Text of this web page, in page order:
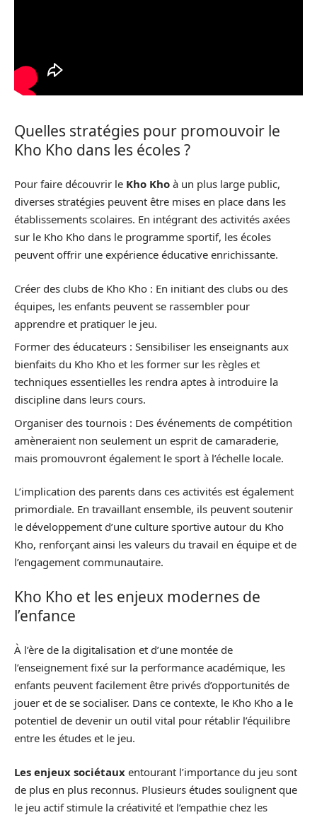
Quelles stratégies pour promouvoir le
Kho Kho dans les écoles ?
Pour faire découvrir le Kho Kho à un plus large public,
diverses stratégies peuvent être mises en place dans les
établissements scolaires. En intégrant des activités axées
sur le Kho Kho dans le programme sportif, les écoles
peuvent offrir une expérience éducative enrichissante.
Créer des clubs de Kho Kho : En initiant des clubs ou des
équipes, les enfants peuvent se rassembler pour
apprendre et pratiquer le jeu.
Former des éducateurs : Sensibiliser les enseignants aux
bienfaits du Kho Kho et les former sur les règles et
techniques essentielles les rendra aptes à introduire la
discipline dans leurs cours.
Organiser des tournois : Des événements de compétition
amèneraient non seulement un esprit de camaraderie,
mais promouvront également le sport à l’échelle locale.
L’implication des parents dans ces activités est également
primordiale. En travaillant ensemble, ils peuvent soutenir
le développement d’une culture sportive autour du Kho
Kho, renforçant ainsi les valeurs du travail en équipe et de
l’engagement communautaire.
Kho Kho et les enjeux modernes de
l’enfance
À l’ère de la digitalisation et d’une montée de
l’enseignement fixé sur la performance académique, les
enfants peuvent facilement être privés d’opportunités de
jouer et de se socialiser. Dans ce contexte, le Kho Kho a le
potentiel de devenir un outil vital pour rétablir l’équilibre
entre les études et le jeu.
Les enjeux sociétaux entourant l’importance du jeu sont
de plus en plus reconnus. Plusieurs études soulignent que
le jeu actif stimule la créativité et l’empathie chez les